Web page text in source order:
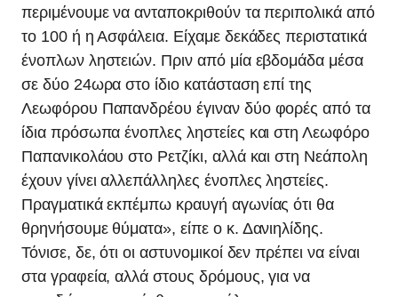
περιμένουμε να ανταποκριθούν τα περιπολικά από
το 100 ή η Ασφάλεια. Είχαμε δεκάδες περιστατικά
ένοπλων ληστειών. Πριν από μία εβδομάδα μέσα
σε δύο 24ωρα στο ίδιο κατάσταση επί της
Λεωφόρου Παπανδρέου έγιναν δύο φορές από τα
ίδια πρόσωπα ένοπλες ληστείες και στη Λεωφόρο
Παπανικολάου στο Ρετζίκι, αλλά και στη Νεάπολη
έχουν γίνει αλλεπάλληλες ένοπλες ληστείες.
Πραγματικά εκπέμπω κραυγή αγωνίας ότι θα
θρηνήσουμε θύματα», είπε ο κ. Δανιηλίδης.
Τόνισε, δε, ότι οι αστυνομικοί δεν πρέπει να είναι
στα γραφεία, αλλά στους δρόμους, για να